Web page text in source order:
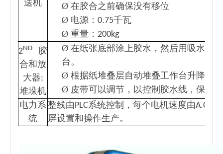
送机
Ø 在胶合之前确保没有移位
Ø 电源：0.75千瓦
Ø 重量：200kg
2ND
胶
合和放
大器;
堆垛机
Ø 在纸张底部涂上胶水，然后用吸水带
台。
Ø 根据纸堆叠层自动堆叠工作台升降
Ø 皮带可以调节，以控制胶水线，保持
电力系
统
整线由PLC系统控制，每个电机速度由A.C电
屏设置和操作生产。